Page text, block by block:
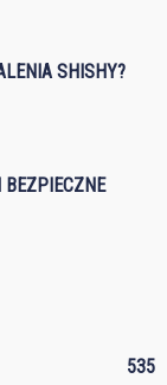
SHISHY?
BEZPIECZNE
535